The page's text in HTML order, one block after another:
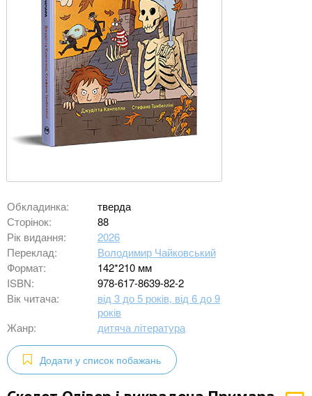
Обкладинка:
тверда
Сторінок:
88
Рік видання:
2026
Переклад:
Володимир Чайковський
Формат:
142*210 мм
ISBN:
978-617-8639-82-2
Вік читача:
від 3 до 5 років, від 6 до 9
років
Жанр:
дитяча література
Додати у список побажань